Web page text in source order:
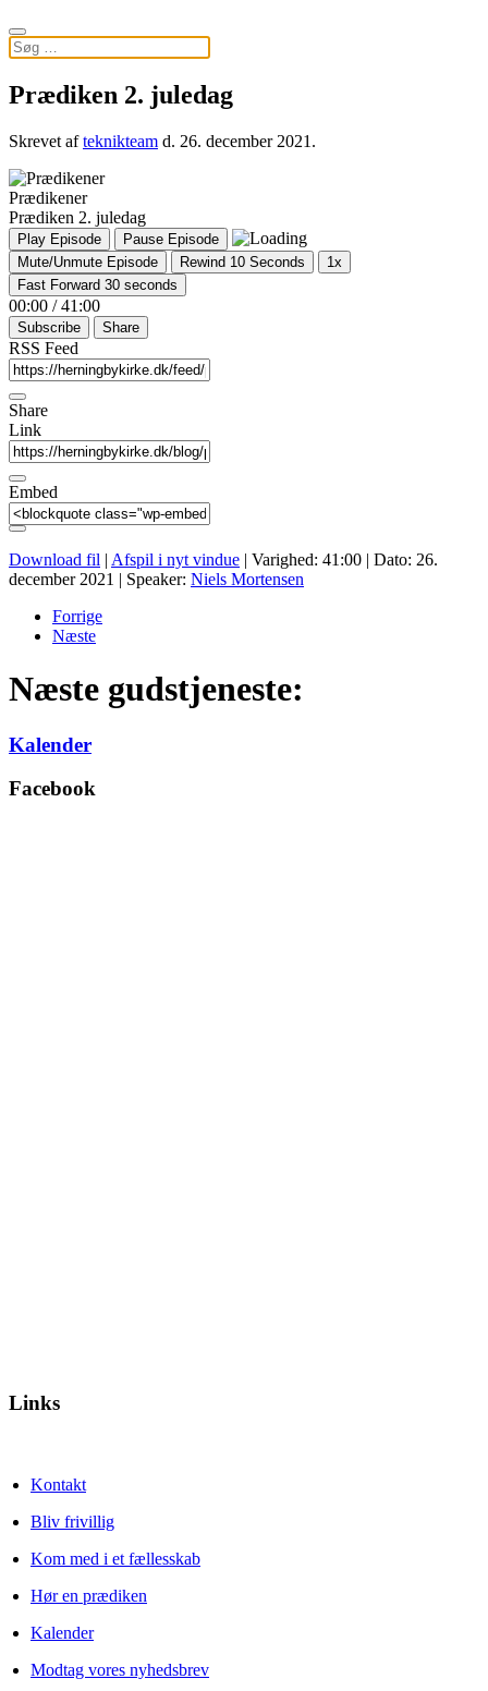
Prædiken 2. juledag
Skrevet afteknikteam d. 26. december 2021 .
Prædikener
Prædiken 2. juledag
Play Episode
Pause Episode
Mute/Unmute Episode
Rewind 10 Seconds
1x
Fast Forward 30 seconds
00:00 / 41:00
Subscribe Share
RSS Feed
Share
Link
Embed
Download fil | Afspil i nyt vindue | Varighed: 41:00 | Dato: 26.
december 2021 | Speaker: Niels Mortensen
Forrige
Næste
Næste gudstjeneste:
Kalender
Facebook
Links
Kontakt
Bliv frivillig
Kom med i et fællesskab
Hør en prædiken
Kalender
Modtag vores nyhedsbrev